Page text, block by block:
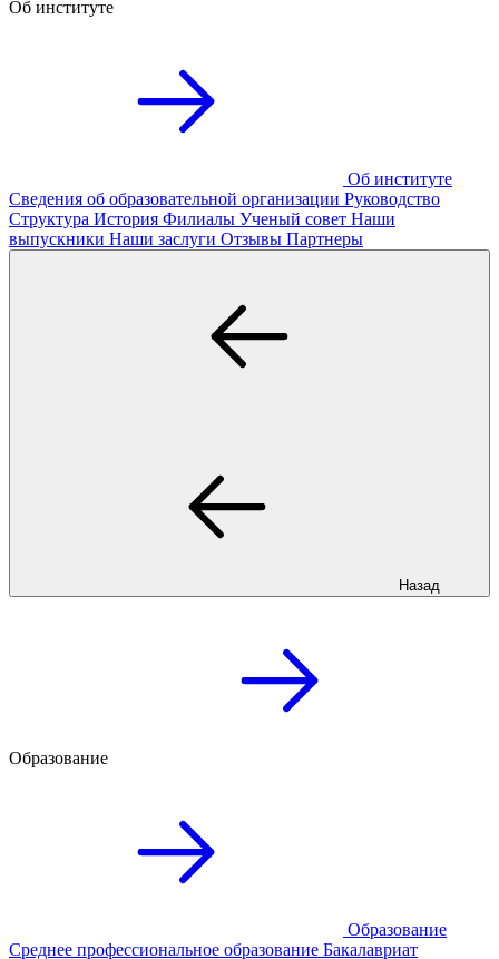
Об институте
Об институте
Сведения об образовательной организации Руководство
Структура История Филиалы Ученый совет Наши
выпускники Наши заслуги Отзывы Партнеры
Назад
Образование
Образование
Среднее профессиональное образование Бакалавриат